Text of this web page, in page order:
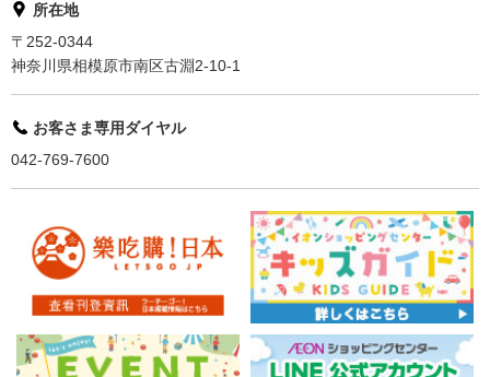
所在地
〒252-0344
神奈川県相模原市南区古淵2-10-1
お客さま専用ダイヤル
042-769-7600